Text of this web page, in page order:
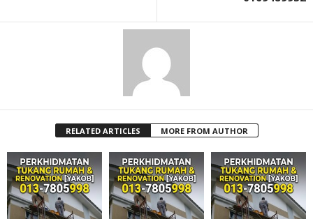
RELATED ARTICLES MORE FROM AUTHOR